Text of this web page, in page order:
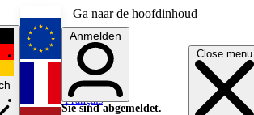
Ga naar de hoofdinhoud
Close menu
English
Français
Anmelden
Sie sind abgemeldet.